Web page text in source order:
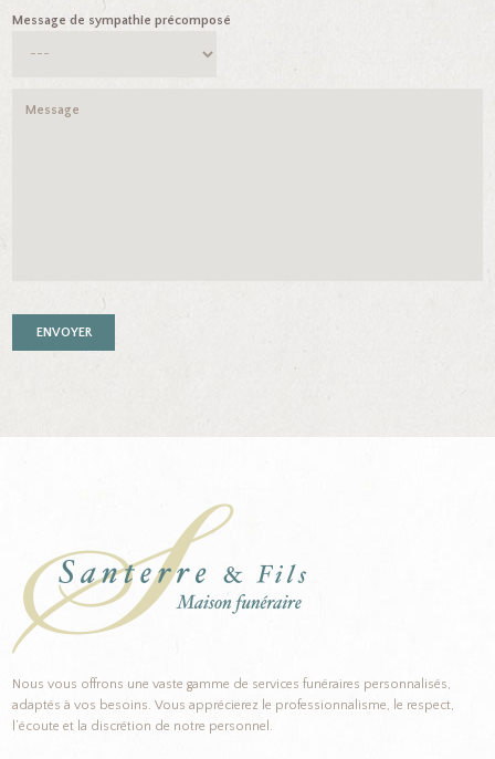
Message de sympathie précomposé
Nous vous offrons une vaste gamme de services funéraires personnalisés,
adaptés à vos besoins. Vous apprécierez le professionnalisme, le respect,
l’écoute et la discrétion de notre personnel.